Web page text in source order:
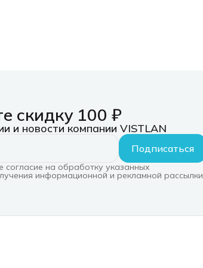
скидку 100 ₽
и новости компании VISTLAN
Подписаться
на обработку указанных
информационной и рекламной рассылки